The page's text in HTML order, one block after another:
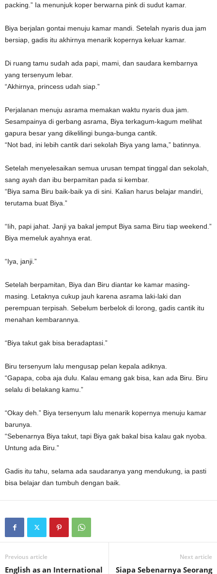
packing.” Ia menunjuk koper berwarna pink di sudut kamar.
Biya berjalan gontai menuju kamar mandi. Setelah nyaris dua jam
bersiap, gadis itu akhirnya menarik kopernya keluar kamar.
Di ruang tamu sudah ada papi, mami, dan saudara kembarnya
yang tersenyum lebar.
“Akhirnya, princess udah siap.”
Perjalanan menuju asrama memakan waktu nyaris dua jam.
Sesampainya di gerbang asrama, Biya terkagum-kagum melihat
gapura besar yang dikelilingi bunga-bunga cantik.
“Not bad, ini lebih cantik dari sekolah Biya yang lama,” batinnya.
Setelah menyelesaikan semua urusan tempat tinggal dan sekolah,
sang ayah dan ibu berpamitan pada si kembar.
“Biya sama Biru baik-baik ya di sini. Kalian harus belajar mandiri,
terutama buat Biya.”
“Iih, papi jahat. Janji ya bakal jemput Biya sama Biru tiap weekend.”
Biya memeluk ayahnya erat.
“Iya, janji.”
Setelah berpamitan, Biya dan Biru diantar ke kamar masing-
masing. Letaknya cukup jauh karena asrama laki-laki dan
perempuan terpisah. Sebelum berbelok di lorong, gadis cantik itu
menahan kembarannya.
“Biya takut gak bisa beradaptasi.”
Biru tersenyum lalu mengusap pelan kepala adiknya.
“Gapapa, coba aja dulu. Kalau emang gak bisa, kan ada Biru. Biru
selalu di belakang kamu.”
“Okay deh.” Biya tersenyum lalu menarik kopernya menuju kamar
barunya.
“Sebenarnya Biya takut, tapi Biya gak bakal bisa kalau gak nyoba.
Untung ada Biru.”
Gadis itu tahu, selama ada saudaranya yang mendukung, ia pasti
bisa belajar dan tumbuh dengan baik.
Previous article
English as an International
Next article
Siapa Sebenarnya Seorang